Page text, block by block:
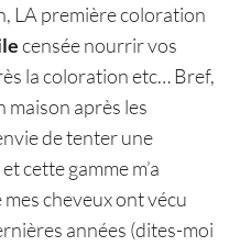
LA première coloration
censée nourrir vos
la coloration etc… Bref,
après les
de tenter une
cette gamme m’a
cheveux ont vécu
années (dites-moi